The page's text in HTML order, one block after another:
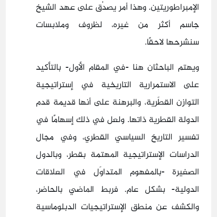
الإمبراطوريتين. وهذا أمر يصدُق على عهد الشيخ
جاسم أكثر من غيره، لظروف وملابسات
سنشرحها لاحقًا.
ويهتم الباحثان هنا -في المقام الأول- بالتأكيد
على الاستمرارية التاريخية في إستراتيجية
التوازن القطَرية، والبرهنة على أنها قديمة قدم
الدولة القطرية ذاتها. ولعل في ذلك إسهامًا في
تفسير التاريخ السياسي القطري، وفي مجال
الدراسات الإستراتيجية المهتمة بقطر، وبالدول
الصغيرة -بالمفهوم المتداوَل في العلاقات
الدولية- بشكل عام. فربط الماضي بالحاضر،
والكشف عن منطق الإستراتيجيات الدبلوماسية